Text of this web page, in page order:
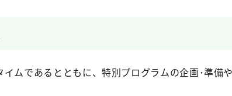
ムであるとともに、特別プログラムの企画･準備